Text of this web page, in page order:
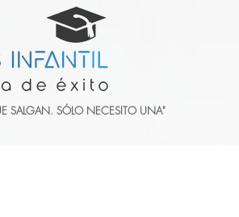
SALGAN. SÓLO NECESITO UNA"